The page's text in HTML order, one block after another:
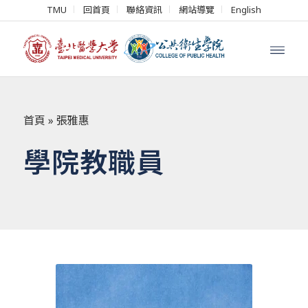
TMU 回首頁 聯絡資訊 網站導覽 English
首頁 » 張雅惠
學院教職員